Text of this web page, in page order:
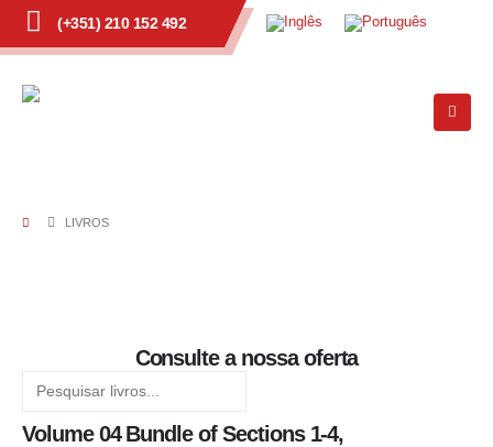
(+351) 210 152 492
LIVROS
Consulte a nossa oferta
Volume 04 Bundle of Sections 1-4,